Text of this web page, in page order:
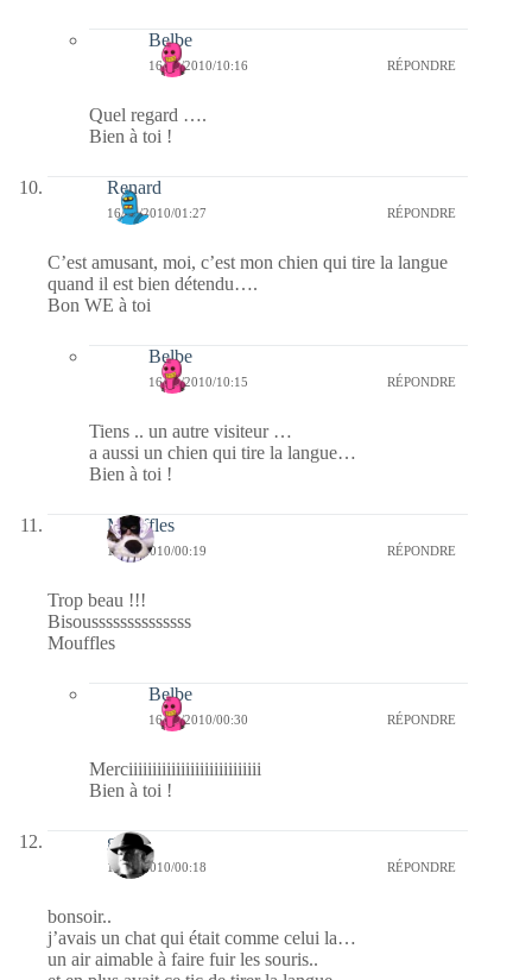
Belbe
16/01/2010/10:16 RÉPONDRE
Quel regard ….
Bien à toi !
Renard
16/01/2010/01:27 RÉPONDRE
C’est amusant, moi, c’est mon chien qui tire la langue
quand il est bien détendu….
Bon WE à toi
Belbe
16/01/2010/10:15 RÉPONDRE
Tiens .. un autre visiteur …
a aussi un chien qui tire la langue…
Bien à toi !
Mouffles
16/01/2010/00:19 RÉPONDRE
Trop beau !!!
Bisoussssssssssssss
Mouffles
Belbe
16/01/2010/00:30 RÉPONDRE
Merciiiiiiiiiiiiiiiiiiiiiiiiiiii
Bien à toi !
geo
16/01/2010/00:18 RÉPONDRE
bonsoir..
j’avais un chat qui était comme celui la…
un air aimable à faire fuir les souris..